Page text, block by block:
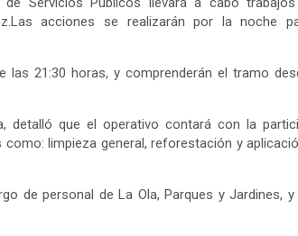
.Las acciones se realizarán por la noche
las 21:30 horas, y comprenderánel tramo
detalló que el operativo contará con la
como: limpieza general, reforestación y
de personal de La Ola, Parques y Jardines,